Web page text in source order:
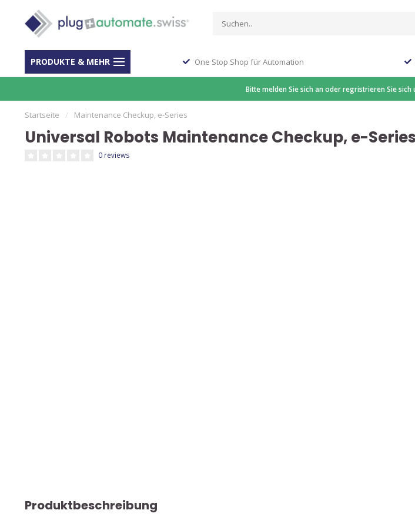
PRODUKTE & MEHR
40 Jahre Erfahrung One Stop Shop für Automation
Bitte melden Sie sich an oder regristrieren Sie
Startseite / Maintenance Checkup, e-Series
Universal Robots Maintenance Checkup, e-Series
0 reviews
Produktbeschreibung